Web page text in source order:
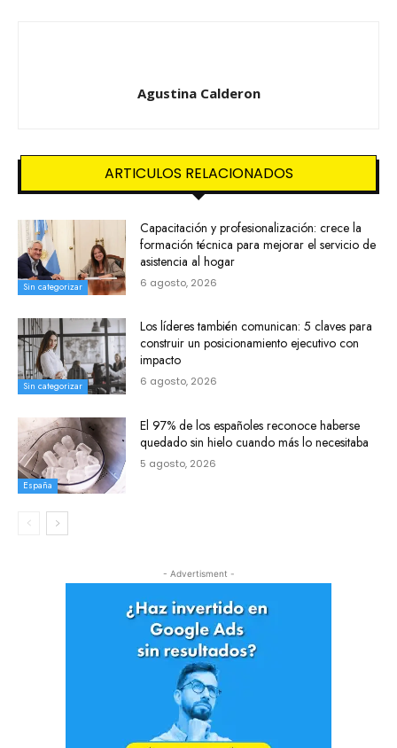
Agustina Calderon
ARTICULOS RELACIONADOS
Sin categorizar
Capacitación y profesionalización: crece la
formación técnica para mejorar el servicio de
asistencia al hogar
6 agosto, 2026
Sin categorizar
Los líderes también comunican: 5 claves para
construir un posicionamiento ejecutivo con
impacto
6 agosto, 2026
España
El 97% de los españoles reconoce haberse
quedado sin hielo cuando más lo necesitaba
5 agosto, 2026
- Advertisment -